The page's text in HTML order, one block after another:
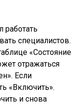
работать
специалистов.
«Состояние
отражаться
Если
«Включить».
и снова